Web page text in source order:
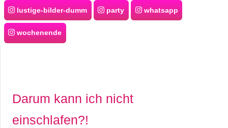
L
i
lustige-bilder-dumm party whatsapp
wochenende
Darum kann ich nicht
einschlafen?!